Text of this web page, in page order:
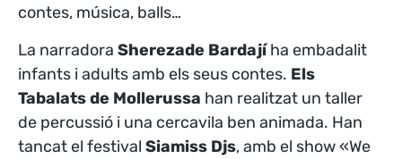
contes, música, balls…
La narradora Sherezade Bardajíha embadalit
infants i adults amb els seus contes. Els
Tabalats de Mollerussa han realitzat un taller
de percussió i una cercavila ben animada. Han
tancat el festival Siamiss Djs, amb el show «We